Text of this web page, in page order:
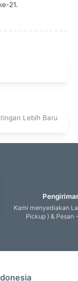
21.
Lebih Baru
Kami menyediakan
Pickup ) & Pesan